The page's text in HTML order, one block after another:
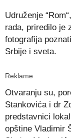
Udruženje
rada, priredilo je
fotografija
Srbije i sveta.
Reklame
Otvaranju su,
Stankovića i dr
predstavnici
opštine Vladimir